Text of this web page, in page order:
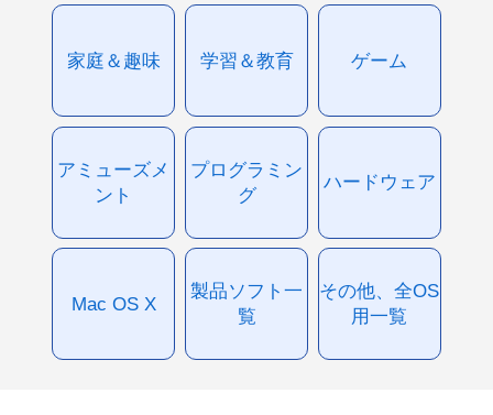
家庭＆趣味 学習＆教育 ゲーム
アミューズメ
ント
プログラミン
グ
ハードウェア
Mac OS X
製品ソフト一
覧
その他、全OS
用一覧